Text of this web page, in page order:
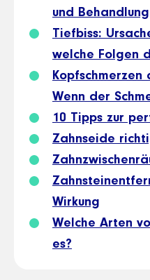
und Behandlung
Tiefbiss:
welche Folgen
Kopfschmerzen
Wenn der
10 Tipps zur
Zahnseide
Wirkung
Welche Arten
es?